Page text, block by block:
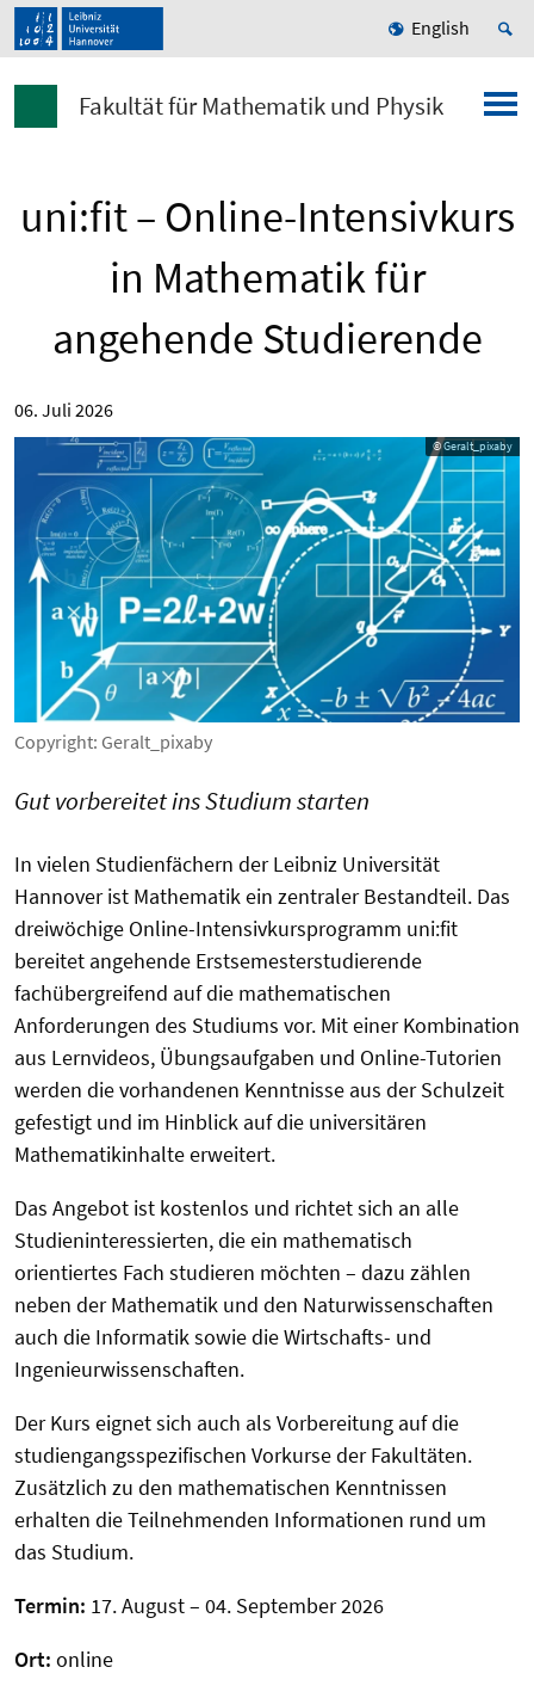
English
Fakultät für Mathematik und Physik
uni:fit – Online-Intensivkurs
in Mathematik für
angehende Studierende
06. Juli 2026
© Geralt_pixaby
Copyright: Geralt_pixaby
Gut vorbereitet ins Studium starten
In vielen Studienfächern der Leibniz Universität
Hannover ist Mathematik ein zentraler Bestandteil. Das
dreiwöchige Online-Intensivkursprogramm uni:fit
bereitet angehende Erstsemesterstudierende
fachübergreifend auf die mathematischen
Anforderungen des Studiums vor. Mit einer Kombination
aus Lernvideos, Übungsaufgaben und Online-Tutorien
werden die vorhandenen Kenntnisse aus der Schulzeit
gefestigt und im Hinblick auf die universitären
Mathematikinhalte erweitert.
Das Angebot ist kostenlos und richtet sich an alle
Studieninteressierten, die ein mathematisch
orientiertes Fach studieren möchten – dazu zählen
neben der Mathematik und den Naturwissenschaften
auch die Informatik sowie die Wirtschafts- und
Ingenieurwissenschaften.
Der Kurs eignet sich auch als Vorbereitung auf die
studiengangsspezifischen Vorkurse der Fakultäten.
Zusätzlich zu den mathematischen Kenntnissen
erhalten die Teilnehmenden Informationen rund um
das Studium.
Termin: 17. August – 04. September 2026
Ort: online